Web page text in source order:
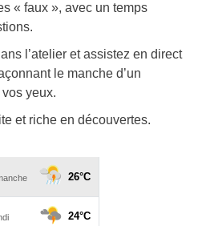
« faux », avec un temps
l’atelier et assistez en direct
le manche d’un
yeux.
et riche en découvertes.